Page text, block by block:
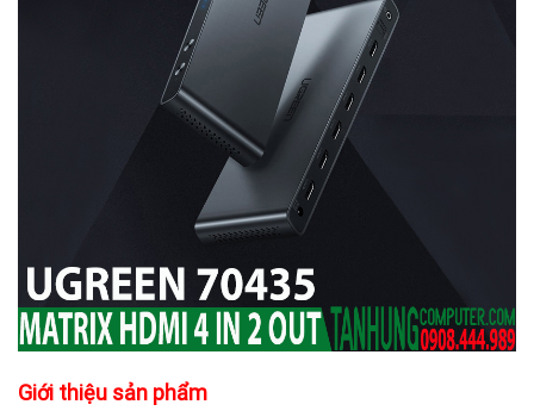
Giới thiệu sản phẩm